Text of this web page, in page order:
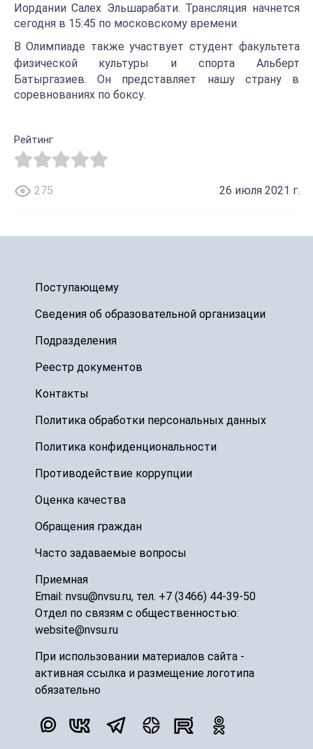
Иордании Салех Эльшарабати. Трансляция начнется
сегодня в 15:45 по московскому времени.
В Олимпиаде также участвует студент факультета
физической культуры и спортаАльберт
Батыргазиев. Он представляет нашу страну в
соревнованиях по боксу.
Рейтинг
275 26 июля 2021 г.
Поступающему
Сведения об образовательной организации
Подразделения
Реестр документов
Контакты
Политика обработки персональных данных
Политика конфиденциональности
Противодействие коррупции
Оценка качества
Обращения граждан
Часто задаваемые вопросы
Приемная
Email: nvsu@nvsu.ru, тел. +7 (3466) 44-39-50
Отдел по связям с общественностью:
website@nvsu.ru
При использовании материалов сайта -
активная ссылка и размещение логотипа
обязательно